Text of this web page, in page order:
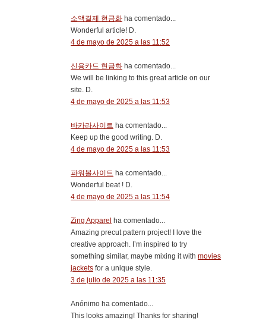
소액결제 현금화 ha comentado...
Wonderful article! D.
4 de mayo de 2025 a las 11:52
신용카드 현금화 ha comentado...
We will be linking to this great article on our
site. D.
4 de mayo de 2025 a las 11:53
바카라사이트 ha comentado...
Keep up the good writing. D.
4 de mayo de 2025 a las 11:53
파워볼사이트 ha comentado...
Wonderful beat ! D.
4 de mayo de 2025 a las 11:54
Zing Apparel
ha comentado...
Amazing precut pattern project! I love the
creative approach. I’m inspired to try
something similar, maybe mixing it with movies
jackets for a unique style.
3 de julio de 2025 a las 11:35
Anónimo ha comentado...
This looks amazing! Thanks for sharing!